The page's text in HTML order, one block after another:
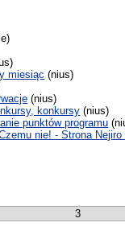
miesiąc (nius)
(nius)
konkursy (nius)
punktów programu
nie! - Strona Nejiro
3